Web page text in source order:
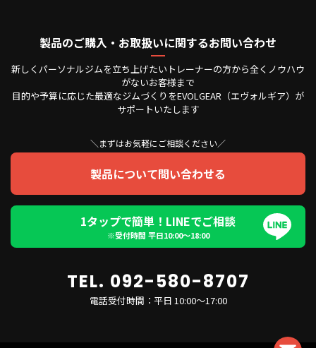
製品のご購入・お取扱いに関するお問い合わせ
新しくパーソナルジムを立ち上げたいトレーナーの方から全くノウハウ
がないお客様まで
目的や予算に応じた最適なジムづくりをEVOLGEAR（エヴォルギア）が
サポートいたします
＼まずはお気軽にご相談ください／
製品について問い合わせる
1タップで簡単！LINEでご相談
※受付時間 平日10:00〜18:00
TEL. 092-580-8707
電話受付時間：平日 10:00～17:00